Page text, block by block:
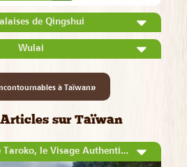
de Qingshui
Wulai
à Taïwan»
Articles sur Taïwan
Parc national de Taroko, le Visage Authentique de Taïwan